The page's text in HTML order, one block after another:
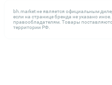
bh.market не является официальным
если на странице бренда не указано
правообладателям. Товары
территории РФ.